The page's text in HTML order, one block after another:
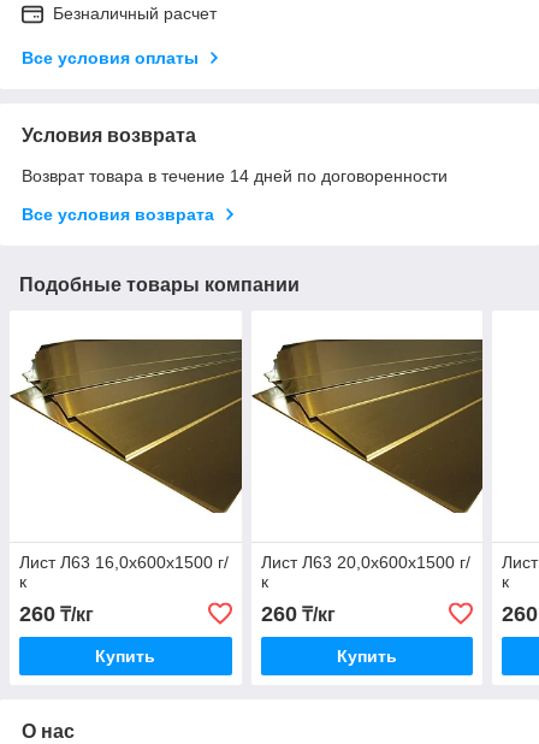
Безналичный расчет
Все условия оплаты
Условия возврата
Возврат товара в течение 14 дней по договоренности
Все условия возврата
Подобные товары компании
Лист Л63 16,0х600х1500 г/
к
260 ₸/кг
Купить
Лист Л63 20,0х600х1500 г/
к
260₸/кг
Купить
к
260
О нас